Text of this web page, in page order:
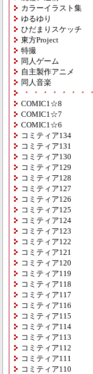
カラーイラスト集
ゆるゆり
ひだまりスケッチ
東方Project
特撮
同人ゲーム
自主製作アニメ
同人音楽
・・・・・・・
COMIC1☆8
COMIC1☆7
COMIC1☆6
コミティア134
コミティア131
コミティア130
コミティア129
コミティア128
コミティア127
コミティア126
コミティア125
コミティア124
コミティア123
コミティア122
コミティア121
コミティア120
コミティア119
コミティア118
コミティア117
コミティア116
コミティア115
コミティア114
コミティア113
コミティア112
コミティア111
コミティア110